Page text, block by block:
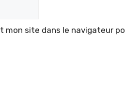
mon site dans le navigateur